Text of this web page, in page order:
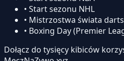
• Start sezonu NHL
• Mistrzostwa świata darts
• Boxing Day (Premier
Dołącz do tysięcy kibiców